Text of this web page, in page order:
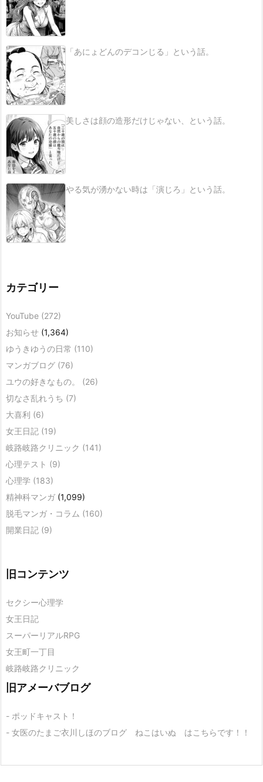
「あにょどんのデコンじる」という話。
美しさは顔の造形だけじゃない、という話。
やる気が湧かない時は「演じろ」という話。
カテゴリー
YouTube (272)
お知らせ (1,364)
ゆうきゆうの日常 (110)
マンガブログ (76)
ユウの好きなもの。 (26)
切なさ乱れうち (7)
大喜利 (6)
女王日記 (19)
岐路岐路クリニック (141)
心理テスト (9)
心理学 (183)
精神科マンガ (1,099)
脱毛マンガ・コラム (160)
開業日記 (9)
旧コンテンツ
セクシー心理学
女王日記
スーパーリアルRPG
女王町一丁目
岐路岐路クリニック
旧アメーバブログ
- ポッドキャスト！
- 女医のたまご衣川しほのブログ ねこはいぬ はこちらです！！